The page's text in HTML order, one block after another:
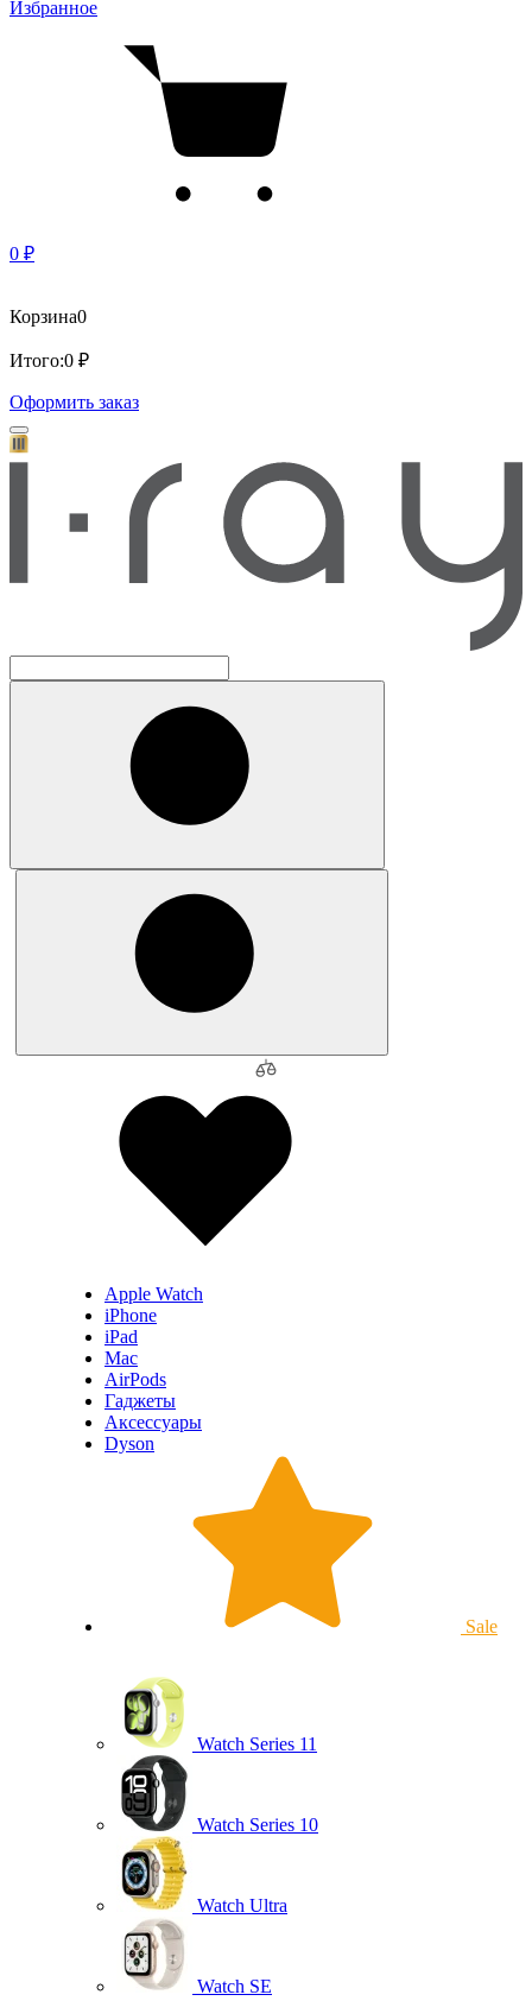
Избранное
0 ₽
Корзина0
Итого:0 ₽
Оформить заказ
Apple Watch
iPhone
iPad
Mac
AirPods
Гаджеты
Аксессуары
Dyson
Sale
Watch Series 11
Watch Series 10
Watch Ultra
Watch SE